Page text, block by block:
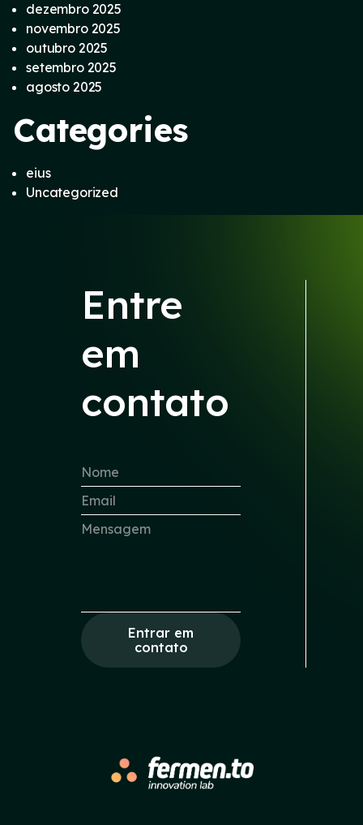
dezembro 2025
novembro 2025
outubro 2025
setembro 2025
agosto 2025
Categories
eius
Uncategorized
Entre
em
contato
Entrar em
contato